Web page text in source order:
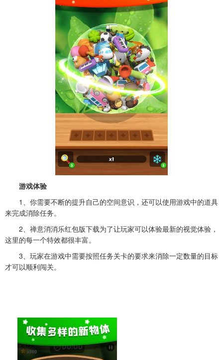
游戏体验
1、你需要不断的提升自己的空间意识，还可以使用游戏中的道具
来完成消除任务。
2、禅意消消乐红包版下载为了让玩家可以体验最新的视觉体验，
这里的每一个特效都很丰富。
3、玩家在游戏中需要按照任务关卡的要求来消除一定数量的目标
才可以顺利闯关。